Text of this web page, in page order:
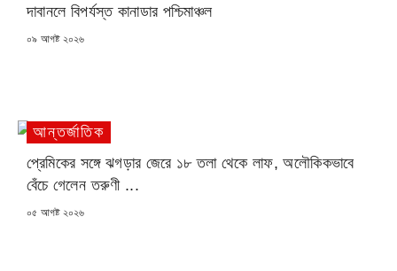
দাবানলে বিপর্যস্ত কানাডার পশ্চিমাঞ্চল
POSTED
০৯ আগষ্ট ২০২৬
আন্তর্জাতিক
প্রেমিকের সঙ্গে ঝগড়ার জেরে ১৮ তলা থেকে লাফ, অলৌকিকভাবে
বেঁচে গেলেন তরুণী ...
POSTED
০৫ আগষ্ট ২০২৬